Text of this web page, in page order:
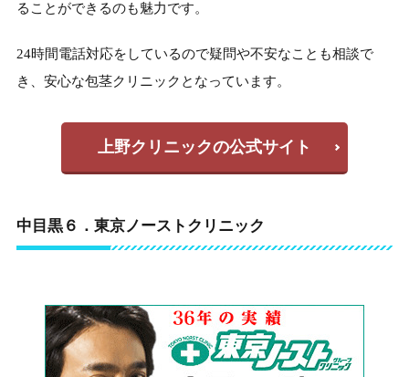
ることができるのも魅力です。
24時間電話対応をしているので疑問や不安なことも相談で
き、安心な包茎クリニックとなっています。
上野クリニックの公式サイト
中目黒６．東京ノーストクリニック